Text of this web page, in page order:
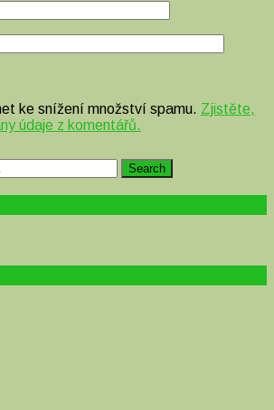
ke snížení množství spamu. Zjistěte,
údaje z komentářů.
Search